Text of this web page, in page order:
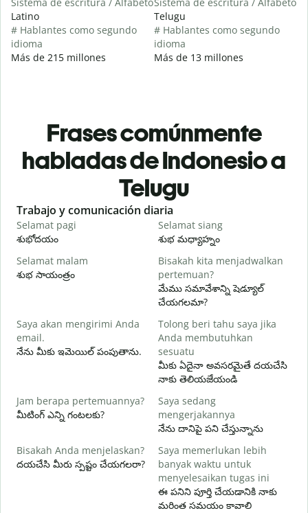
Latino
# Hablantes como segundo
idioma
Más de 215 millones
Telugu
# Hablantes como segundo
idioma
Más de 13 millones
Frases comúnmente
habladas de Indonesio a
Telugu
Slide 1 of 6
Trabajo y comunicación diaria
Selamat pagi
శుభోదయం
Selamat siang
శుభ మధ్యాహ్నం
Selamat malam
శుభ సాయంత్రం
Bisakah kita menjadwalkan
pertemuan?
మేము సమావేశాన్ని షెడ్యూల్
చేయగలమా?
Saya akan mengirimi Anda
email.
నేను మీకు ఇమెయిల్ పంపుతాను.
Tolong beri tahu saya jika
Anda membutuhkan
sesuatu
మీకు ఏదైనా అవసరమైతే దయచేసి
నాకు తెలియజేయండి
Jam berapa pertemuannya?
మీటింగ్ ఎన్ని గంటలకు?
Saya sedang
mengerjakannya
నేను దానిపై పని చేస్తున్నాను
Bisakah Anda menjelaskan?
దయచేసి మీరు స్పష్టం చేయగలరా?
Saya memerlukan lebih
banyak waktu untuk
menyelesaikan tugas ini
ఈ పనిని పూర్తి చేయడానికి నాకు
మరింత సమయం కావాలి